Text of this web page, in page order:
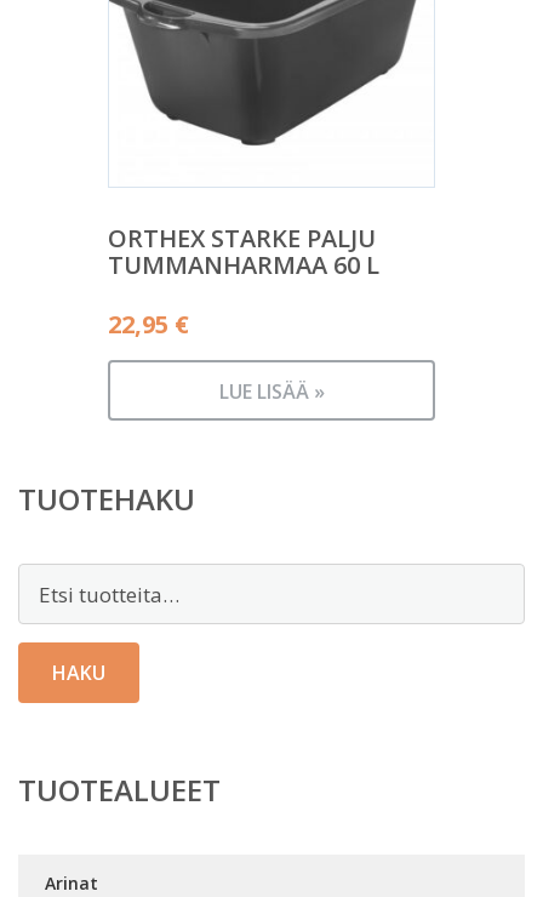
ORTHEX STARKE PALJU
TUMMANHARMAA 60 L
22,95 €
LUE LISÄÄ »
TUOTEHAKU
HAKU
TUOTEALUEET
Arinat